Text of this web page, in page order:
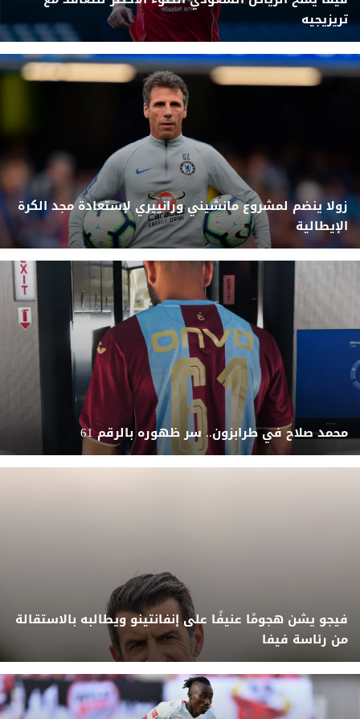
تريزيجيه
زولا ينضم لمشروع مانشيني ورانييري لإستعادة مجد الكرة
الإيطالية
محمد صلاح في طرابزون.. سر ظهوره بالرقم 61
فيجو يشن هجومًا عنيفًا على إنفانتينو ويطالبه بالاستقالة
من رئاسة فيفا